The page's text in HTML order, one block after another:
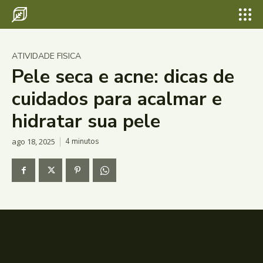
ATIVIDADE FISICA
Pele seca e acne: dicas de
cuidados para acalmar e
hidratar sua pele
ago 18, 2025 4minutos